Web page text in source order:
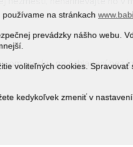
používame na stránkach
prevádzky nášho webu.
voliteľných cookies.
kedykoľvek zmeniť v nastavení.
vrecku, po schladení bez